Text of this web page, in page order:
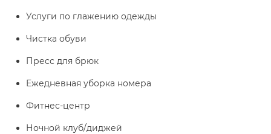
Услуги по глажению одежды
Чистка обуви
Пресс для брюк
Ежедневная уборка номера
Фитнес-центр
Ночной клуб/диджей